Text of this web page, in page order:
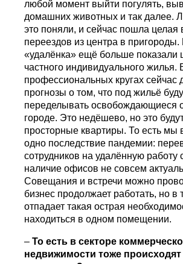
любой момент выйти погулять,
домашних животных и так далее.
это поняли, и сейчас пошла целая
переездов из центра в пригороды.
«удалёнка» ещё больше показали
частного индивидуального жилья.
профессиональных кругах сейчас
прогнозы о том, что под жильё
переделывать освобождающиеся
городе. Это недёшево, но это
просторные квартиры. То есть
одно последствие пандемии:
сотрудников на удалённую работу
наличие офисов не совсем
Совещания и встречи можно
бизнес продолжает работать, но в
отпадает такая острая
находиться в одном помещении.
–То есть в секторе
недвижимости тоже